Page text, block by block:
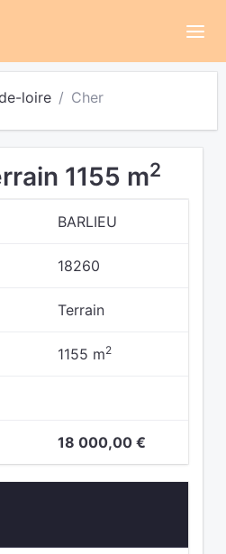
loire Cher
1155 m2
BARLIEU
18260
Terrain
1155 m2
18 000,00 €